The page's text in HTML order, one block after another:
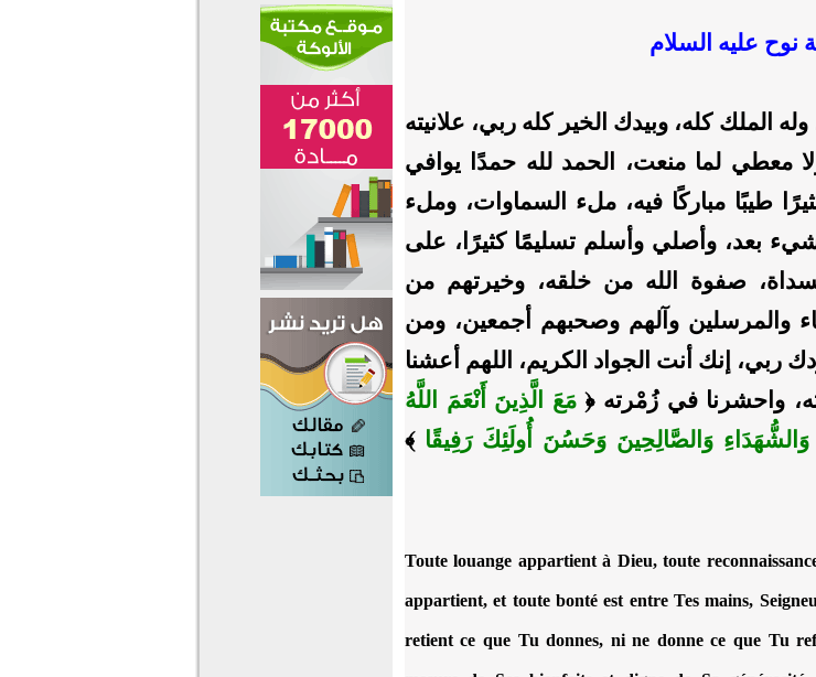
نوح عليه السلام
الملك كله، وبيدك الخير كله ربي، علانيته
معطي لما منعت، الحمد لله حمدًا يوافي
طيبًا مباركًا فيه، ملء السماوات، وملء
بعد، وأصلي وأسلم تسليمًا كثيرًا، على
صفوة الله من خلقه، وخيرتهم من
والمرسلين وآلهم وصحبهم أجمعين، ومن
ربي، إنك أنت الجواد الكريم، اللهم أعشنا
واحشرنا في زُمْرته ﴿مَعَ الَّذِينَ أَنْعَمَ اللَّهُ
وَالشُّهَدَاءِ وَالصَّالِحِينَ وَحَسُنَ أُولَئِكَ رَفِيقًا ﴾
Toute louange appartient à Dieu, toute
appartient, et toute bonté est entre Tes mains,
retient ce que Tu donnes, ni ne donne ce que Tu